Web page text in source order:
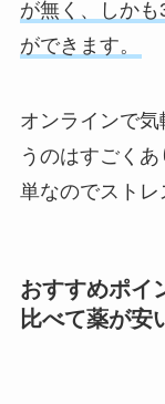
が無く、しか
ができます。
オンラインで
うのはすごく
単なのでストレ
おすすめポイ
比べて薬が安